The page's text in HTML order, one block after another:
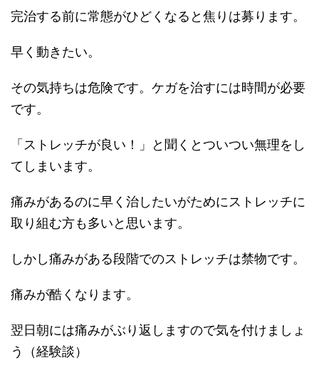
完治する前に常態がひどくなると焦りは募ります。
早く動きたい。
その気持ちは危険です。ケガを治すには時間が必要
です。
「ストレッチが良い！」と聞くとついつい無理をし
てしまいます。
痛みがあるのに早く治したいがためにストレッチに
取り組む方も多いと思います。
しかし痛みがある段階でのストレッチは禁物です。
痛みが酷くなります。
翌日朝には痛みがぶり返しますので気を付けましょ
う（経験談）